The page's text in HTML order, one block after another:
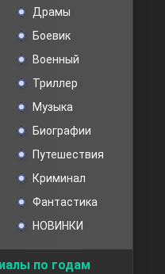
Драмы
Боевик
Военный
Триллер
Музыка
Биографии
Путешествия
Криминал
Фантастика
НОВИНКИ
по годам